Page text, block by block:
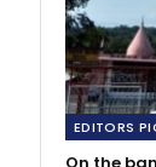
EDITORS